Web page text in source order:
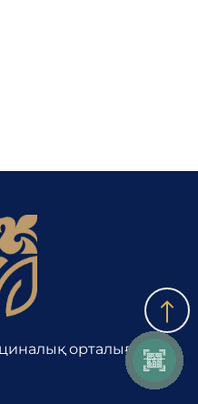
орталығы